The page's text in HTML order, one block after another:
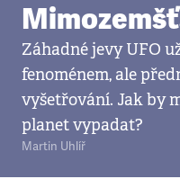
Záhadné jevy UFO
fenoménem, ale
vyšetřování. Jak by
planet vypadat?
Martin Uhlíř